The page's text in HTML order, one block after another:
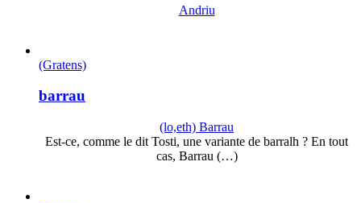
Andriu
(Gratens)
barrau
(lo,eth) Barrau
Est-ce, comme le dit Tosti, une variante de barralh ? En tout
cas, Barrau (…)